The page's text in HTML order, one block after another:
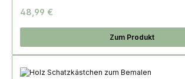
48,99 €
Zum Produkt